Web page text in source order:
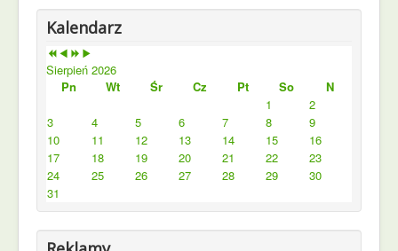
Kalendarz
Sierpień 2026
Pn
Wt Śr Cz Pt So
N
1
2
3
4 5 6 7 8
9
10
11 12 13 14 15
16
17
18 19 20 21 22
23
24
25 26 27 28 29
30
31